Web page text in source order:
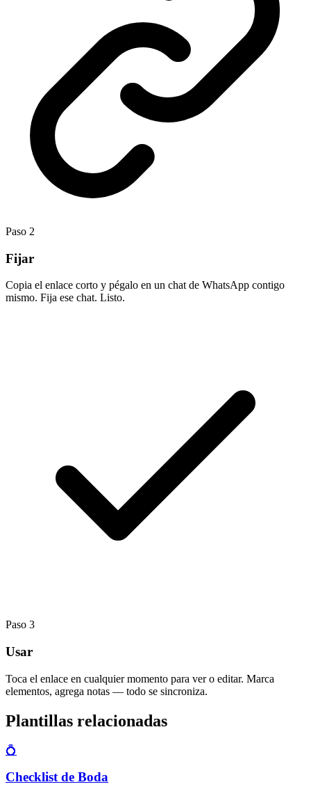
Paso 2
Fijar
Copia el enlace corto y pégalo en un chat de WhatsApp contigo
mismo. Fija ese chat. Listo.
Paso 3
Usar
Toca el enlace en cualquier momento para ver o editar. Marca
elementos, agrega notas — todo se sincroniza.
Plantillas relacionadas
💍
Checklist de Boda